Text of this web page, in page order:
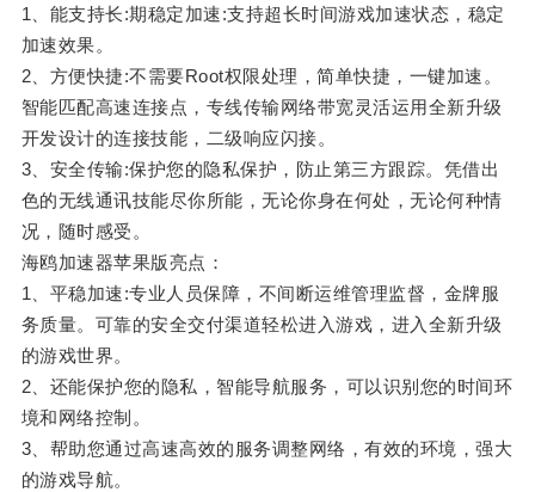
1、能支持长:期稳定加速:支持超长时间游戏加速状态，稳定
加速效果。
2、方便快捷:不需要Root权限处理，简单快捷，一键加速。
智能匹配高速连接点，专线传输网络带宽灵活运用全新升级
开发设计的连接技能，二级响应闪接。
3、安全传输:保护您的隐私保护，防止第三方跟踪。凭借出
色的无线通讯技能尽你所能，无论你身在何处，无论何种情
况，随时感受。
海鸥加速器苹果版亮点：
1、平稳加速:专业人员保障，不间断运维管理监督，金牌服
务质量。可靠的安全交付渠道轻松进入游戏，进入全新升级
的游戏世界。
2、还能保护您的隐私，智能导航服务，可以识别您的时间环
境和网络控制。
3、帮助您通过高速高效的服务调整网络，有效的环境，强大
的游戏导航。